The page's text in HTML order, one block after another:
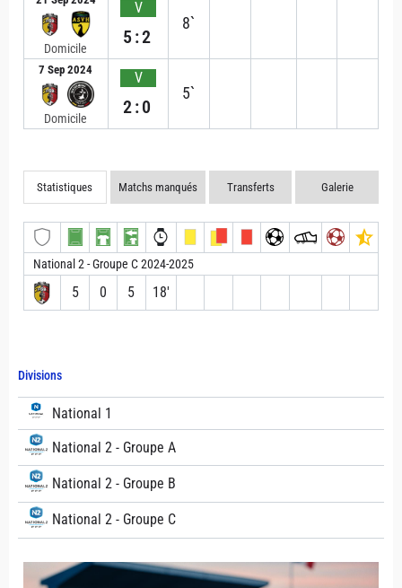
Divisions
National 1
National 2 - Groupe A
National 2 - Groupe B
National 2 - Groupe C
Domicile
V
5:2
8`
7 Sep 2024
Domicile
V
2:0
5`
Statistiques Matchs manqués Transferts Galerie
National 2 - Groupe C 2024-2025
5 0 5 18′